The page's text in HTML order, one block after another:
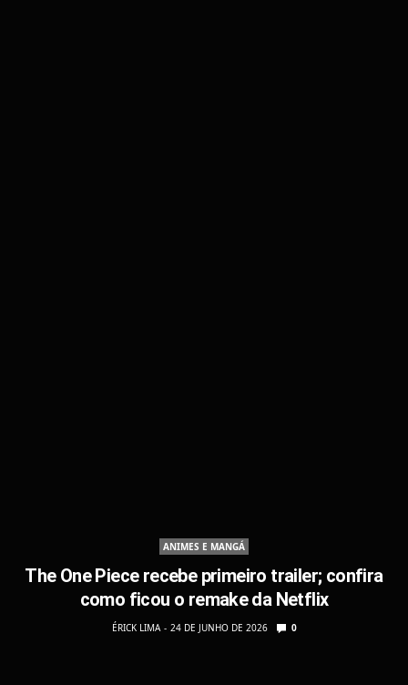
ANIMES E MANGÁ
The One Piece recebe primeiro trailer; confira
como ficou o remake da Netflix
ÉRICK LIMA 24 DE JUNHO DE 2026 0